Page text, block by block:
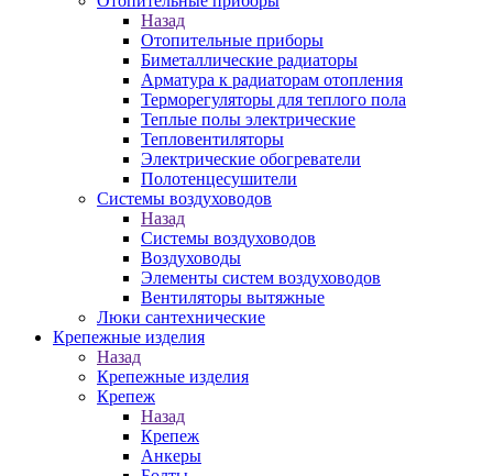
Назад
Отопительные приборы
Биметаллические радиаторы
Арматура к радиаторам отопления
Терморегуляторы для теплого пола
Теплые полы электрические
Тепловентиляторы
Электрические обогреватели
Полотенцесушители
Системы воздуховодов
Назад
Системы воздуховодов
Воздуховоды
Элементы систем воздуховодов
Вентиляторы вытяжные
Люки сантехнические
Крепежные изделия
Назад
Крепежные изделия
Крепеж
Назад
Крепеж
Анкеры